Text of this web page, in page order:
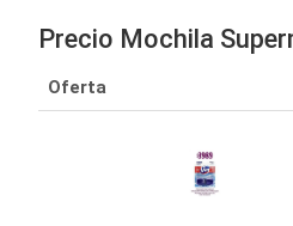
Precio Mochila
Oferta